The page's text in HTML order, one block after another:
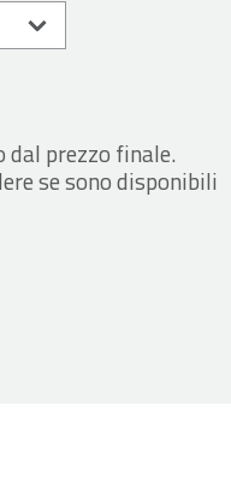
dal prezzo finale.
se sono disponibili